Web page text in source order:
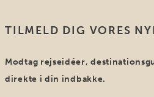
TILMELD DIG VORES
Modtag rejseidéer,
direkte i din indbakke.